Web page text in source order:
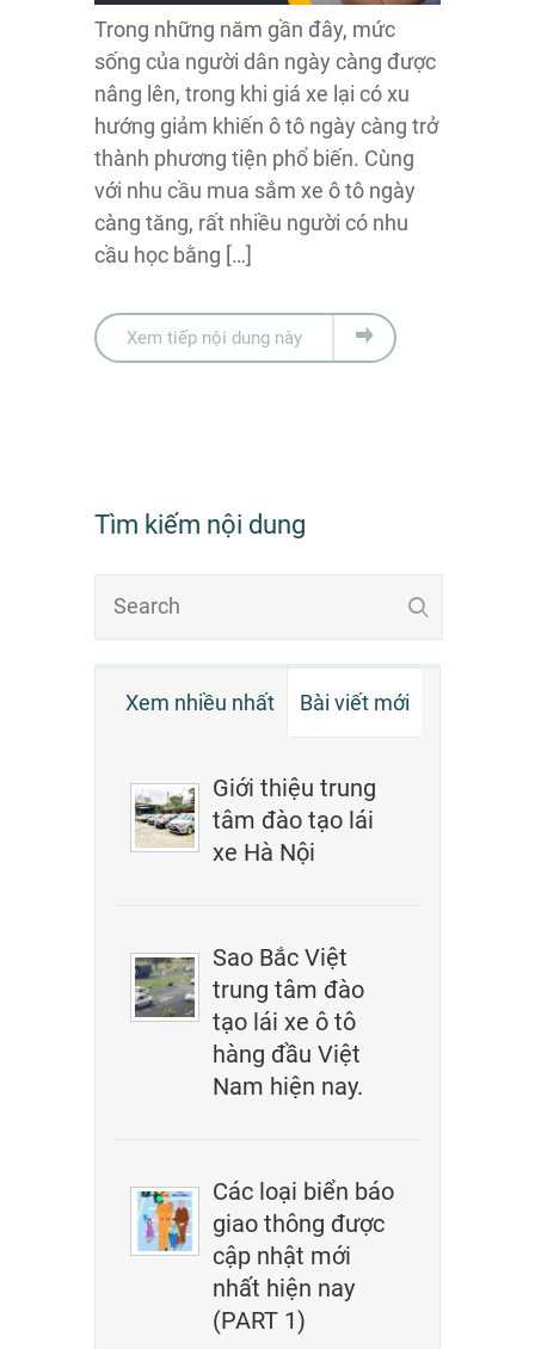
Trong những năm gần đây, mức
sống của người dân ngày càng được
nâng lên, trong khi giá xe lại có xu
hướng giảm khiến ô tô ngày càng trở
thành phương tiện phổ biến. Cùng
với nhu cầu mua sắm xe ô tô ngày
càng tăng, rất nhiều người có nhu
cầu học bằng […]
Xem tiếp nội dung này
Tìm kiếm nội dung
Xem nhiều nhất Bài viết mới
Giới thiệu trung
tâm đào tạo lái
xe Hà Nội
Sao Bắc Việt
trung tâm đào
tạo lái xe ô tô
hàng đầu Việt
Nam hiện nay.
Các loại biển báo
giao thông được
cập nhật mới
nhất hiện nay
(PART 1)